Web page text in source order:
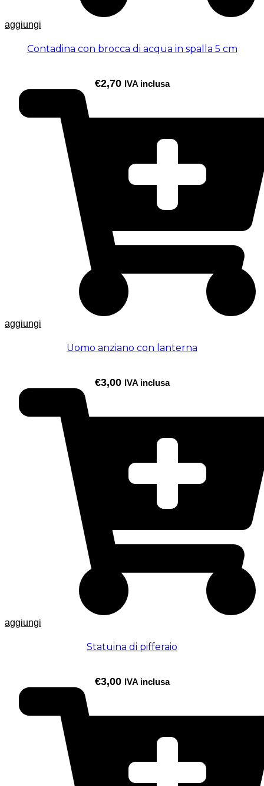
aggiungi
Contadina con brocca di acqua in spalla 5 cm
€2,70 IVA inclusa
aggiungi
Uomo anziano con lanterna
€3,00 IVA inclusa
aggiungi
Statuina di pifferaio
€3,00 IVA inclusa